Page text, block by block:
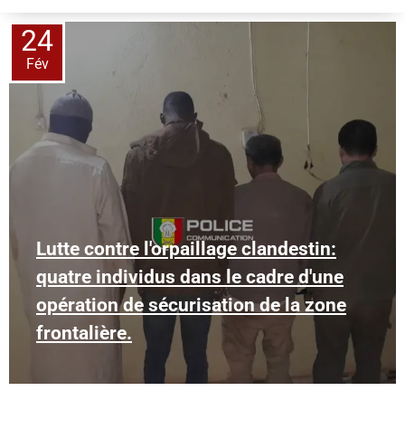
24
Fév
Lutte contre l'orpaillage clandestin:
quatre individus dans le cadre d'une
opération de sécurisation de la zone
frontalière.